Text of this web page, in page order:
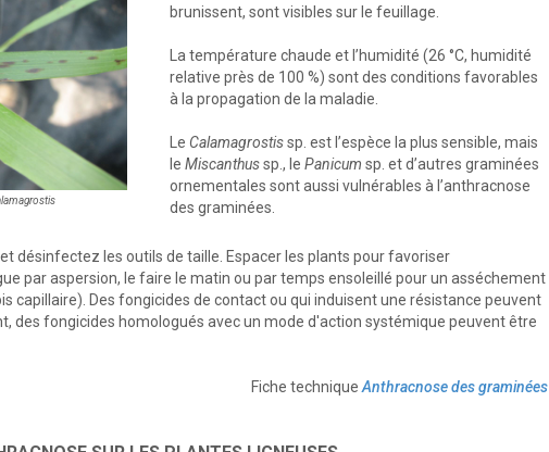
brunissent, sont visibles sur le feuillage.
La température chaude et l’humidité (26 °C, humidité
relative près de 100 %) sont des conditions favorables
à la propagation de la maladie.
Le Calamagrostissp. est l’espèce la plus sensible, mais
leMiscanthussp., lePanicum sp. et d’autres graminées
ornementales sont aussi vulnérables à l’anthracnose
des graminées.
désinfectez les outils de taille. Espacer les plants pour favoriser
par aspersion, le faire le matin ou par temps ensoleillé pour un asséchement
capillaire). Des fongicides de contact ou qui induisent une résistance peuvent
des fongicides homologués avec un mode d'action systémique peuvent être
Fiche technique Anthracnose des graminées